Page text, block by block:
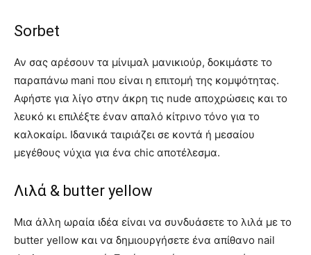
Sorbet
Αν σας αρέσουν τα μίνιμαλ μανικιούρ, δοκιμάστε το
παραπάνω mani που είναι η επιτομή της κομψότητας.
Αφήστε για λίγο στην άκρη τις nude αποχρώσεις και το
λευκό κι επιλέξτε έναν απαλό κίτρινο τόνο για το
καλοκαίρι. Ιδανικά ταιριάζει σε κοντά ή μεσαίου
μεγέθους νύχια για ένα chic αποτέλεσμα.
Λιλά & butter yellow
Μια άλλη ωραία ιδέα είναι να συνδυάσετε το λιλά με το
butter yellow και να δημιουργήσετε ένα απίθανο nail